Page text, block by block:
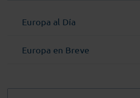
Europa al Día
Europa en Breve